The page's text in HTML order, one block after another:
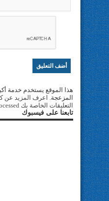
هذا الموقع يستخدم خدمة
المزعجة. اعرف المزيد عن
التعليقات الخاصة بك processed
تابعنا على فيسبوك